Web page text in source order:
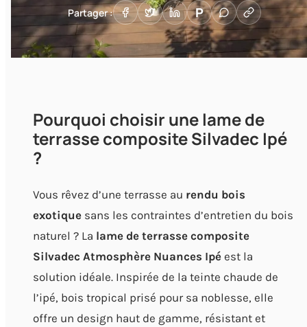
Partager : P
Pourquoi choisir une lame de
terrasse composite Silvadec Ipé
?
Vous rêvez d’une terrasse au rendu bois
exotique sans les contraintes d’entretien du bois
naturel ? La lame de terrasse composite
Silvadec Atmosphère Nuances Ipé est la
solution idéale. Inspirée de la teinte chaude de
l’ipé, bois tropical prisé pour sa noblesse, elle
offre un design haut de gamme, résistant et